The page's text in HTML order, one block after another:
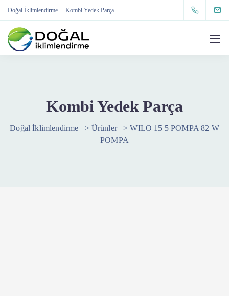
Doğal İklimlendirme Kombi Yedek Parça
Kombi Yedek Parça
Doğal İklimlendirme > Ürünler >WILO 15 5 POMPA 82 W
POMPA